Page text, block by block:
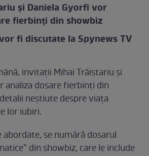
și Daniela Gyorfi vor
fierbinți din showbiz
fi discutate la Spynews TV
invitații Mihai Trăistariu și
analiza dosare fierbinți din
neștiute despre viața
lor iubiri.
se numără dosarul
din showbiz, care le include